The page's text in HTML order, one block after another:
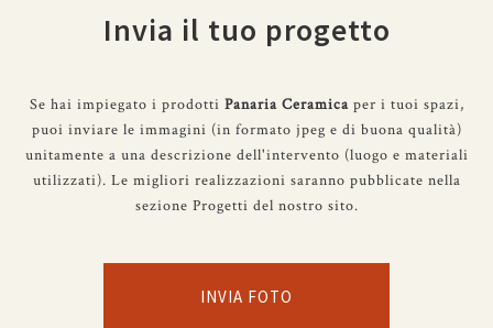
Invia il tuo progetto
Se hai impiegato i prodotti Panaria Ceramica per i tuoi spazi,
puoi inviare le immagini (in formato jpeg e di buona qualità)
unitamente a una descrizione dell'intervento (luogo e materiali
utilizzati). Le migliori realizzazioni saranno pubblicate nella
sezione Progetti del nostro sito.
INVIA FOTO